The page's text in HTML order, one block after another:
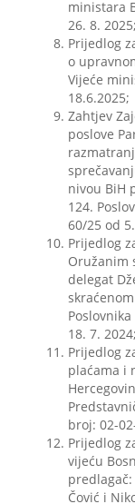
ministara
26. 8. 2025;
Prijedlog
o
Vijeće
18.6.2025;
Zahtjev
poslove
nivou BiH
124.
60/25 od
Prijedlog
Oružanim
delegat
18. 7. 2024;
Prijedlog
plaćama i
broj: 02-
Prijedlog
vijeću
Čović i